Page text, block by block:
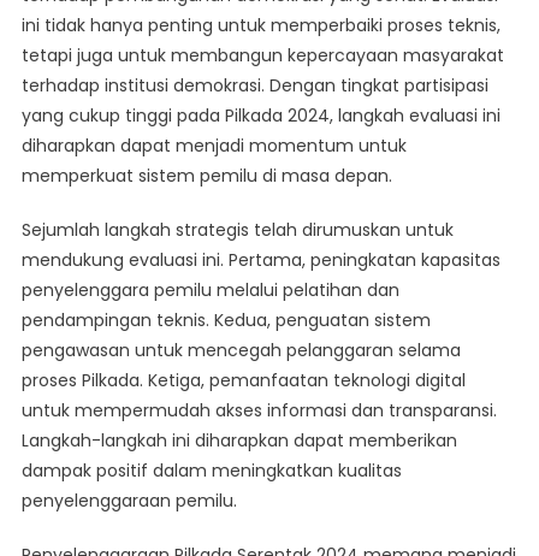
ini tidak hanya penting untuk memperbaiki proses teknis,
tetapi juga untuk membangun kepercayaan masyarakat
terhadap institusi demokrasi. Dengan tingkat partisipasi
yang cukup tinggi pada Pilkada 2024, langkah evaluasi ini
diharapkan dapat menjadi momentum untuk
memperkuat sistem pemilu di masa depan.
Sejumlah langkah strategis telah dirumuskan untuk
mendukung evaluasi ini. Pertama, peningkatan kapasitas
penyelenggara pemilu melalui pelatihan dan
pendampingan teknis. Kedua, penguatan sistem
pengawasan untuk mencegah pelanggaran selama
proses Pilkada. Ketiga, pemanfaatan teknologi digital
untuk mempermudah akses informasi dan transparansi.
Langkah-langkah ini diharapkan dapat memberikan
dampak positif dalam meningkatkan kualitas
penyelenggaraan pemilu.